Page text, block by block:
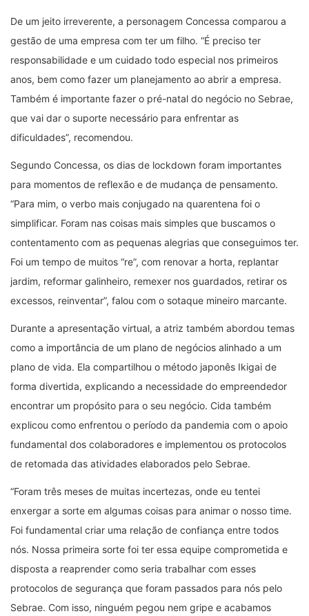
De um jeito irreverente, a personagem Concessa comparou a
gestão de uma empresa com ter um filho. “É preciso ter
responsabilidade e um cuidado todo especial nos primeiros
anos, bem como fazer um planejamento ao abrir a empresa.
Também é importante fazer o pré-natal do negócio no Sebrae,
que vai dar o suporte necessário para enfrentar as
dificuldades”, recomendou.
Segundo Concessa, os dias de lockdown foram importantes
para momentos de reflexão e de mudança de pensamento.
“Para mim, o verbo mais conjugado na quarentena foi o
simplificar. Foram nas coisas mais simples que buscamos o
contentamento com as pequenas alegrias que conseguimos ter.
Foi um tempo de muitos “re”, com renovar a horta, replantar
jardim, reformar galinheiro, remexer nos guardados, retirar os
excessos, reinventar”, falou com o sotaque mineiro marcante.
Durante a apresentação virtual, a atriz também abordou temas
como a importância de um plano de negócios alinhado a um
plano de vida. Ela compartilhou o método japonês Ikigai de
forma divertida, explicando a necessidade do empreendedor
encontrar um propósito para o seu negócio. Cida também
explicou como enfrentou o período da pandemia com o apoio
fundamental dos colaboradores e implementou os protocolos
de retomada das atividades elaborados pelo Sebrae.
“Foram três meses de muitas incertezas, onde eu tentei
enxergar a sorte em algumas coisas para animar o nosso time.
Foi fundamental criar uma relação de confiança entre todos
nós. Nossa primeira sorte foi ter essa equipe comprometida e
disposta a reaprender como seria trabalhar com esses
protocolos de segurança que foram passados para nós pelo
Sebrae. Com isso, ninguém pegou nem gripe e acabamos